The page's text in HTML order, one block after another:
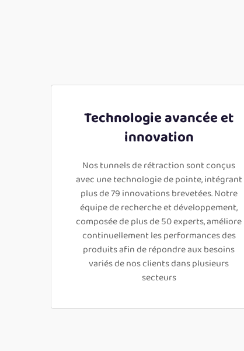
Technologie avancée et
innovation
Nos tunnels de rétraction sont conçus
avec une technologie de pointe, intégrant
plus de 79 innovations brevetées. Notre
équipe de recherche et développement,
composée de plus de 50 experts, améliore
continuellement les performances des
produits afin de répondre aux besoins
variés de nos clients dans plusieurs
secteurs